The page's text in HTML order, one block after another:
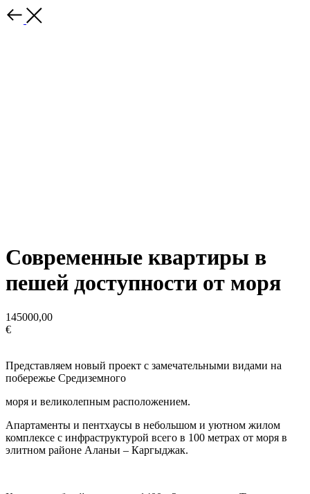
Современные квартиры в
пешей доступности от моря
145000,00
€
Представляем новый проект с замечательными видами на
побережье Средиземного
моря и великолепным расположением.
Апартаменты и пентхаусы в небольшом и уютном жилом
комплексе с инфраструктурой всего в 100 метрах от моря в
элитном районе Аланьи – Каргыджак.